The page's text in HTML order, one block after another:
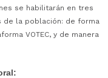
se habilitarán en tres
de la población: de forma
VOTEC, y de manera